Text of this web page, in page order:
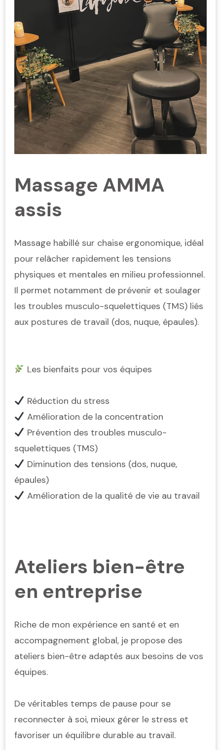
Massage AMMA
assis
Massage habillé sur chaise ergonomique, idéal
pour relâcher rapidement les tensions
physiques et mentales en milieu professionnel.
Il permet notamment de prévenir et soulager
les troubles musculo-squelettiques (TMS) liés
aux postures de travail (dos, nuque, épaules).
Les bienfaits pour vos équipes
Réduction du stress
Amélioration de la concentration
Prévention des troubles musculo-
squelettiques (TMS)
Diminution des tensions (dos, nuque,
épaules)
Amélioration de la qualité de vie au travail
Ateliers bien-être
en entreprise
Riche de mon expérience en santé et en
accompagnement global, je propose des
ateliers bien-être adaptés aux besoins de vos
équipes.
De véritables temps de pause pour se
reconnecter à soi, mieux gérer le stress et
favoriser un équilibre durable au travail.